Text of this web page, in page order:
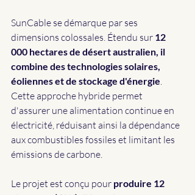
SunCable se démarque par ses
dimensions colossales. Étendu sur 12
000 hectares de désert australien, il
combine des technologies solaires,
éoliennes et de stockage d'énergie.
Cette approche hybride permet
d'assurer une alimentation continue en
électricité, réduisant ainsi la dépendance
aux combustibles fossiles et limitant les
émissions de carbone.
Le projet est conçu pour produire 12